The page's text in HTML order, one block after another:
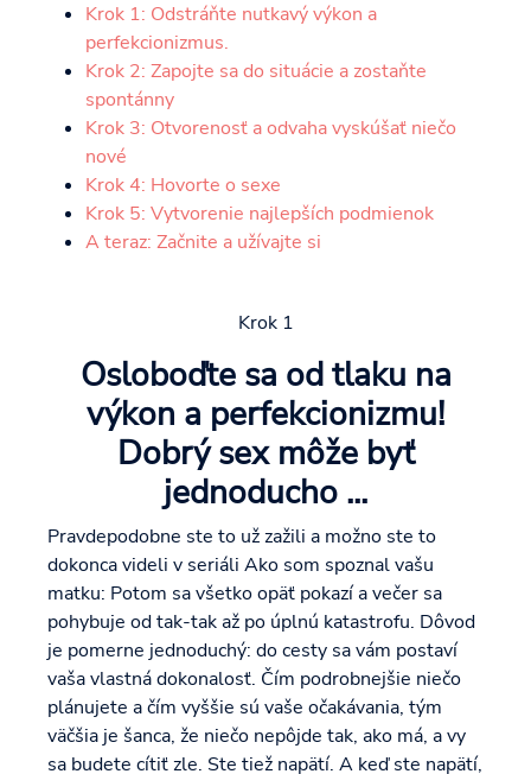
Krok 1: Odstráňte nutkavý výkon a
perfekcionizmus.
Krok 2: Zapojte sa do situácie a zostaňte
spontánny
Krok 3: Otvorenosť a odvaha vyskúšať niečo
nové
Krok 4: Hovorte o sexe
Krok 5: Vytvorenie najlepších podmienok
A teraz: Začnite a užívajte si
Krok 1
Osloboďte sa od tlaku na
výkon a perfekcionizmu!
Dobrý sex môže byť
jednoducho ...
Pravdepodobne ste to už zažili a možno ste to
dokonca videli v seriáli Ako som spoznal vašu
matku: Potom sa všetko opäť pokazí a večer sa
pohybuje od tak-tak až po úplnú katastrofu. Dôvod
je pomerne jednoduchý: do cesty sa vám postaví
vaša vlastná dokonalosť. Čím podrobnejšie niečo
plánujete a čím vyššie sú vaše očakávania, tým
väčšia je šanca, že niečo nepôjde tak, ako má, a vy
sa budete cítiť zle. Ste tiež napätí. A keď ste napätí,